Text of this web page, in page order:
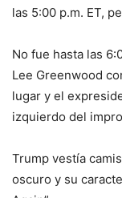
las 5:00 p.m. ET,
No fue hasta las
Lee Greenwood
lugar y el
izquierdo del
Trump vestía
oscuro y su